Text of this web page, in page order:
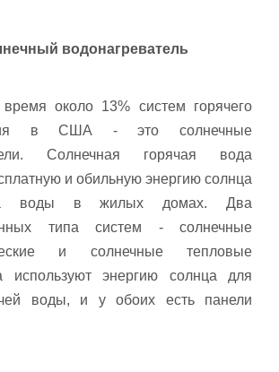
водонагреватель
около 13% систем горячего
в США - это солнечные
Солнечная горячая вода
и обильную энергию солнца
воды в жилых домах. Два
типа систем - солнечные
и солнечные тепловые
используют энергию солнца для
воды, и у обоих есть панели